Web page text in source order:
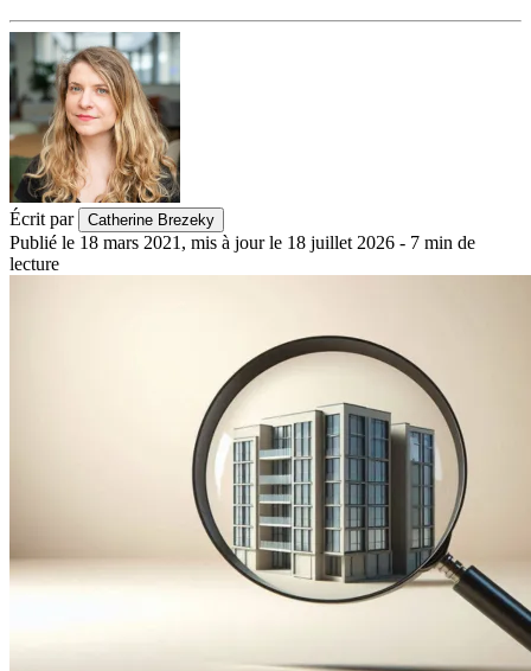
Écrit par Catherine Brezeky
Publié le 18 mars 2021 , mis à jour le 18 juillet 2026 - 7 min de
lecture